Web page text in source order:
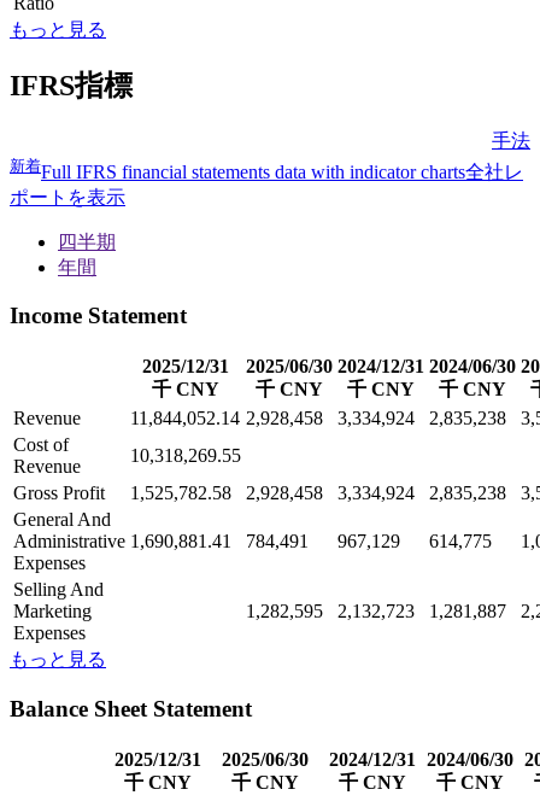
もっと見る
IFRS指標
手法
新着Full IFRS financial statements data with indicator charts全社レ
ポートを表示
四半期
年間
Income Statement
2025/12/31
千 CNY
2025/06/30
千 CNY
2024/12/31
千 CNY
2024/06/30
千 CNY
Revenue
11,844,052.14 2,928,458 3,334,924 2,835,238
Cost of
Revenue
10,318,269.55
Gross Profit
1,525,782.58 2,928,458 3,334,924 2,835,238
General And
Administrative
Expenses
1,690,881.41 784,491 967,129 614,775
Selling And
Marketing
Expenses
1,282,595 2,132,723 1,281,887
もっと見る
Balance Sheet Statement
2025/12/31
千 CNY
2025/06/30
千 CNY
2024/12/31
千 CNY
2024/06/30
千 CNY